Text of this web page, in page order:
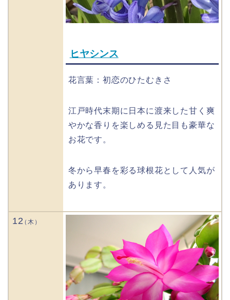
ヒヤシンス
花言葉：初恋のひたむきさ
江戸時代末期に日本に渡来した甘く爽
やかな香りを楽しめる見た目も豪華な
お花です。
冬から早春を彩る球根花として人気が
あります。
12